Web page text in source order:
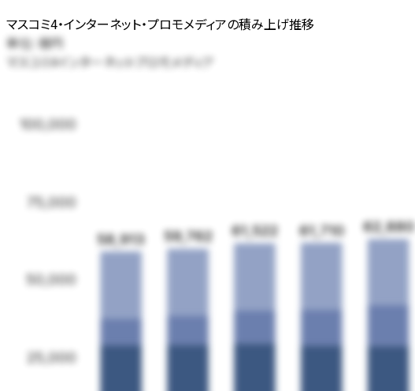
マスコミ4・インターネット・プロモメディアの積み上げ推移
単位:億円
マスコミ4インターネット プロモメディア
25,000
50,000
75,000
100,000
58,913 59,762 61,522 61,710 62,880